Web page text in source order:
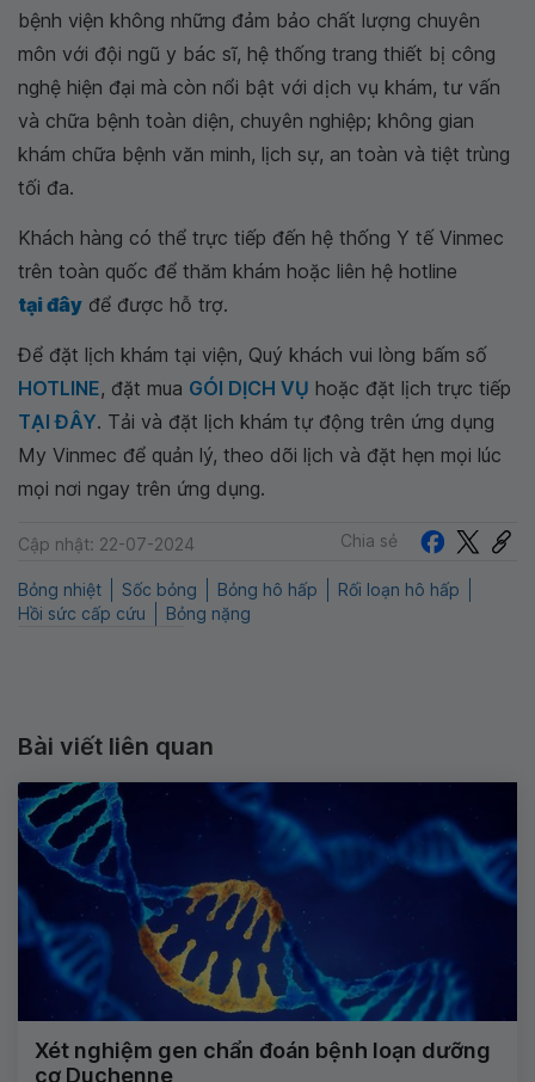
bệnh viện không những đảm bảo chất lượng chuyên
môn với đội ngũ y bác sĩ, hệ thống trang thiết bị công
nghệ hiện đại mà còn nổi bật với dịch vụ khám, tư vấn
và chữa bệnh toàn diện, chuyên nghiệp; không gian
khám chữa bệnh văn minh, lịch sự, an toàn và tiệt trùng
tối đa.
Khách hàng có thể trực tiếp đến hệ thống Y tế Vinmec
trên toàn quốc để thăm khám hoặc liên hệ hotline
tại đây để được hỗ trợ.
Để đặt lịch khám tại viện, Quý khách vui lòng bấm số
HOTLINE, đặt mua GÓI DỊCH VỤ hoặc đặt lịch trực tiếp
TẠI ĐÂY. Tải và đặt lịch khám tự động trên ứng dụng
My Vinmec để quản lý, theo dõi lịch và đặt hẹn mọi lúc
mọi nơi ngay trên ứng dụng.
Cập nhật: 22-07-2024 Chia sẻ
Bỏng nhiệt Sốc bỏng Bỏng hô hấp
Rối loạn hô hấp
Hồi sức cấp cứu
Bỏng nặng
Bài viết liên quan
Xét nghiệm gen chẩn đoán bệnh loạn dưỡng
cơ Duchenne